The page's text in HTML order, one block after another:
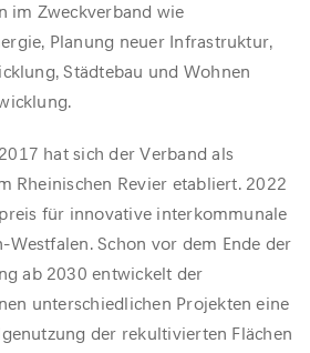
im Zweckverband wie
Planung neuer Infrastruktur,
Städtebau und Wohnen
hat sich der Verband als
Rheinischen Revier etabliert. 2022
für innovative interkommunale
Westfalen. Schon vor dem Ende der
ab 2030 entwickelt der
unterschiedlichen Projekten eine
der rekultivierten Flächen